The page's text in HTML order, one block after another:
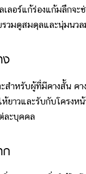
ลอร์แก้ร่องแก้มลึก
รวมดูสมดุลและนุ่มน
รับผู้ที่มีคางสั้น คาง
ยาวและรับกับโครง
ละบุคคล